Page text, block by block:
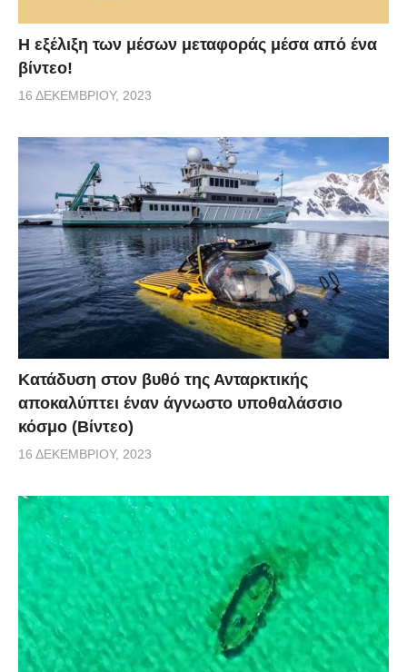
Η εξέλιξη των μέσων μεταφοράς μέσα από ένα
βίντεο!
16 ΔΕΚΕΜΒΡΊΟΥ, 2023
Κατάδυση στον βυθό της Ανταρκτικής
αποκαλύπτει έναν άγνωστο υποθαλάσσιο
κόσμο (Βίντεο)
16 ΔΕΚΕΜΒΡΊΟΥ, 2023